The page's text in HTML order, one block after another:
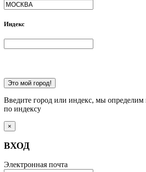
Индекс
Это мой город!
Введите город или индекс, мы определим
по индексу
×
ВХОД
Электронная почта